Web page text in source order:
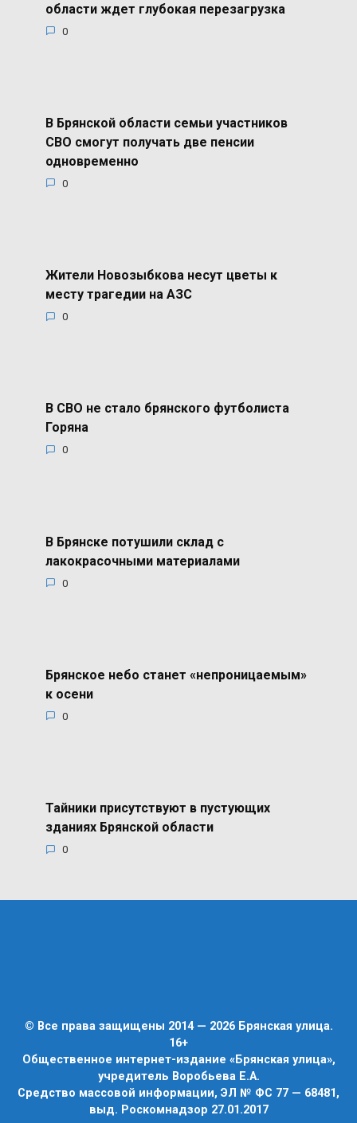
области ждет глубокая перезагрузка
0
В Брянской области семьи участников
СВО смогут получать две пенсии
одновременно
0
Жители Новозыбкова несут цветы к
месту трагедии на АЗС
0
В СВО не стало брянского футболиста
Горяна
0
В Брянске потушили склад с
лакокрасочными материалами
0
Брянское небо станет «непроницаемым»
к осени
0
Тайники присутствуют в пустующих
зданиях Брянской области
0
© Все права защищены 2014 — 2026 Брянская улица.
16+
Общественное интернет-издание «Брянская улица»,
учредитель Воробьева Е.А.
Средство массовой информации, ЭЛ № ФС 77 — 68481,
выд. Роскомнадзор 27.01.2017